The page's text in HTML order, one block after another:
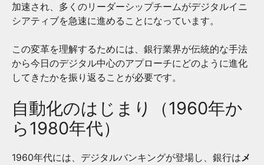
加速され、多くのリーダーシップチームがデジタルイニ
シアティブを急速に進めることになっています。
この変革を理解するためには、銀行業界が伝統的な手法
から今日のデジタル中心のアプローチにどのように進化
してきたかを振り返ることが必要です。
自動化のはじまり（1960年か
ら1980年代）
1960年代には、デジタルバンキングが登場し、銀行はメ